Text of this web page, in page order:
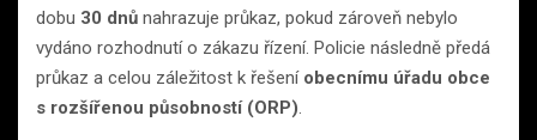
dobu 30 dnů nahrazuje průkaz, pokud zároveň nebylo
vydáno rozhodnutí o zákazu řízení. Policie následně předá
průkaz a celou záležitost k řešení obecnímu úřadu obce
s rozšířenou působností (ORP).